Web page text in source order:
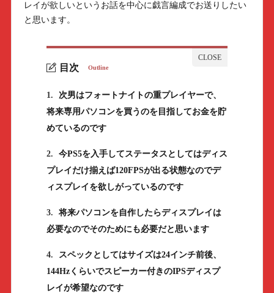
レイが欲しいというお話を中心に戯言編成でお送りしたい
と思います。
目次 Outline
1.
次男はフォートナイトの重プレイヤーで、
将来専用パソコンを買うのを目指してお金を貯
めているのです
2.
今PS5を入手してステータスとしてはディス
プレイだけ揃えば120FPSが出る状態なのでデ
ィスプレイを欲しがっているのです
3.
将来パソコンを自作したらディスプレイは
必要なのでそのためにも必要だと思います
4.
スペックとしてはサイズは24インチ前後、
144Hzくらいでスピーカー付きのIPSディスプ
レイが希望なのです